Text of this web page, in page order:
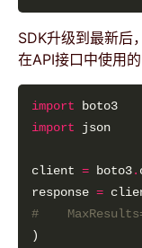
SDK升级到最新后
在API接口中使用的
import
import
client = boto3.
response =
#